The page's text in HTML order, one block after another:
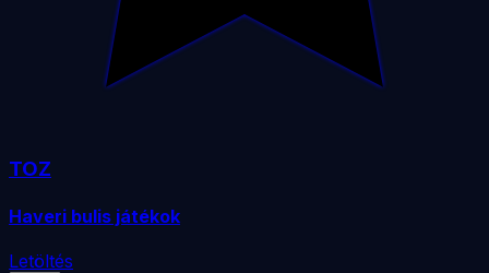
TOZ
Haveri bulis játékok
Letöltés